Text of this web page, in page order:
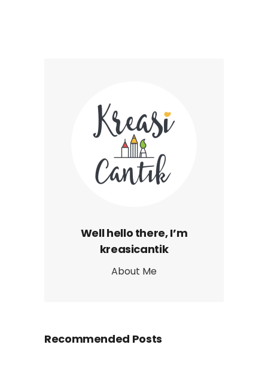
Well hello there, I’m
kreasicantik
About Me
Recommended Posts